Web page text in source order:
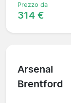
Prezzo da
314 €
Arsenal
Brentford